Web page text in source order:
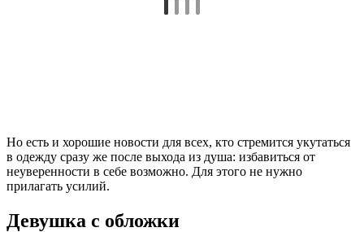
Но есть и хорошие новости для всех, кто стремится укутаться
в одежду сразу же после выхода из душа: избавиться от
неуверенности в себе возможно. Для этого не нужно
прилагать усилий.
Девушка с обложки